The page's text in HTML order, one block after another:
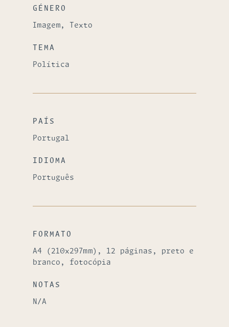
GÉNERO
Imagem, Texto
TEMA
Política
PAÍS
Portugal
IDIOMA
Português
FORMATO
A4 (210x297mm), 12 páginas, preto e
branco, fotocópia
NOTAS
N/A